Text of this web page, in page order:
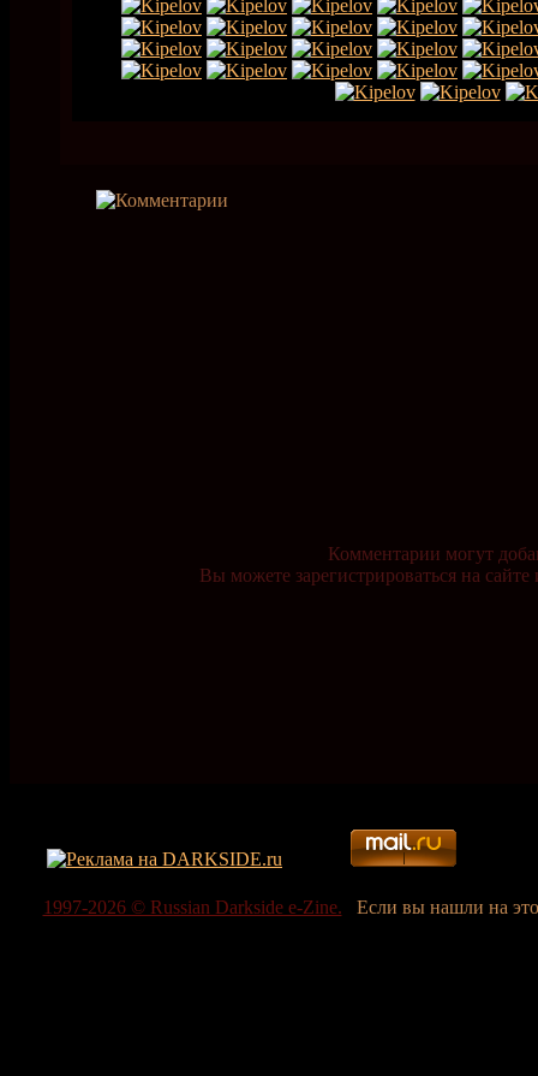
Комментарии могут
Вы можете зарегистрироваться на сайте
1997-2026 © Russian Darkside e-Zine. Если вы нашли на